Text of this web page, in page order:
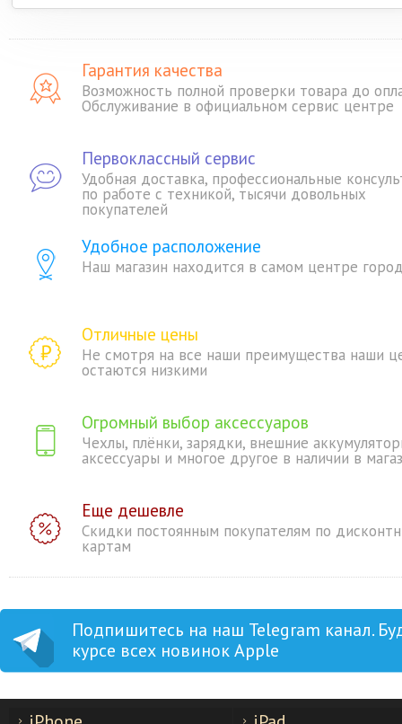
Гарантия качества
Возможность полной проверки товара до
Обслуживание в официальном сервис центре
Первоклассный сервис
Удобная доставка, профессиональные
по работе с техникой, тысячи довольных
покупателей
Удобное расположение
Наш магазин находится в самом центре
Отличные цены
Не смотря на все наши преимущества наши
остаются низкими
Огромный выбор аксессуаров
Чехлы, плёнки, зарядки, внешние
аксессуары и многое другое в наличии в
Еще дешевле
Скидки постоянным покупателям по
картам
Подпишитесь на наш Telegram канал.
курсе всех новинок Apple